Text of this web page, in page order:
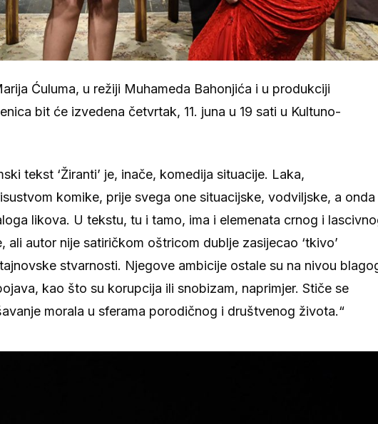
Ćuluma, u režiji Muhameda Bahonjića i u produkciji
bit će izvedena četvrtak, 11. juna u 19 sati u Kultuno-
tekst ‘Žiranti’ je, inače, komedija situacije. Laka,
komike, prije svega one situacijske, vodviljske, a onda
likova. U tekstu, tu i tamo, ima i elemenata crnog i
ali autor nije satiričkom oštricom dublje zasijecao ‘tkivo’
stvarnosti. Njegove ambicije ostale su na nivou
kao što su korupcija ili snobizam, naprimjer. Stiče se
morala u sferama porodičnog i društvenog života.“